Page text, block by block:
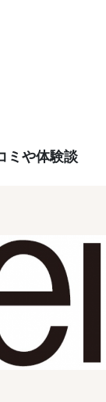
ミや体験談